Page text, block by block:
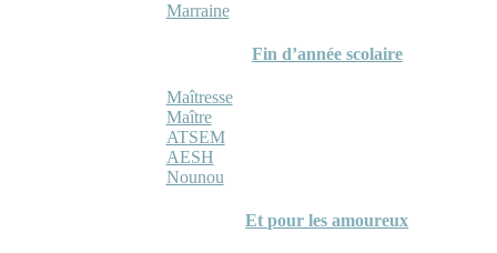
Marraine
Fin d’année scolaire
Maîtresse
Maître
ATSEM
AESH
Nounou
Et pour les amoureux